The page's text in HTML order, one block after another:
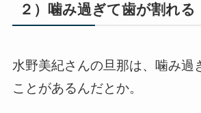
２）噛み過ぎて歯が割れる
水野美紀さんの旦那は、噛み過
ことがあるんだとか。